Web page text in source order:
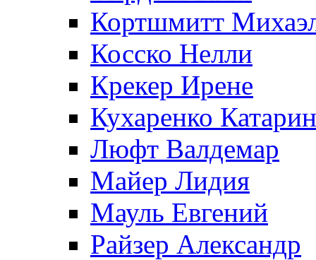
Кортшмитт
Косско Нелли
Крекер Ирене
Кухаренко
Люфт Валдемaр
Майер Лидия
Мауль Евгений
Райзер Александр